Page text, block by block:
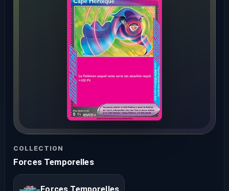
COLLECTION
Forces Temporelles
Forces Temporelles